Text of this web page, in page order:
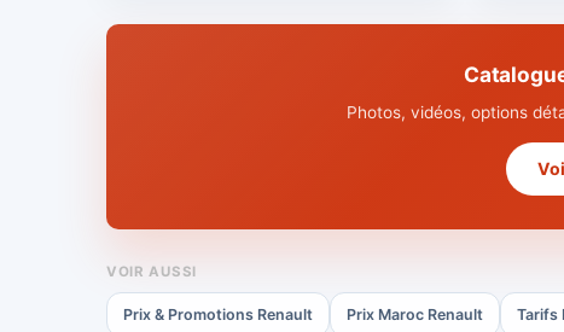
Photos, vidéos, options
VOIR AUSSI
Prix & Promotions Renault Prix Maroc Renault Tarifs